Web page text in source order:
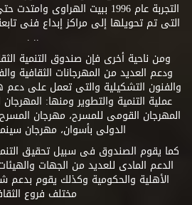
التجربة عام 1996 ببيت الهراوى
.. .
ومن ناحية أخرى فإن صندوق التنمية
ودعم العديد من المهرجانات الثقافية
والفنون التشكيلية والتى تعمل على
عملية التنمية والتطوير ومنها:
المهرجان القومى للمسرح، مهرجان
الدولى بأسوان، مهرجان
كما يقوم الصندوق فى سبيل تحقيق
الدعم المادى للعديد من الجهات والهيئات
الأهلية والحكومية وكذلك يقوم بدعم
مختلف فروع